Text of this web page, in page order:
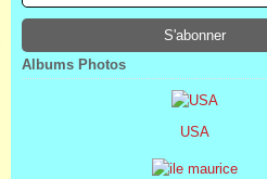
Janvier(68)
Février(7)
Janvier(2)
Albums Photos
USA